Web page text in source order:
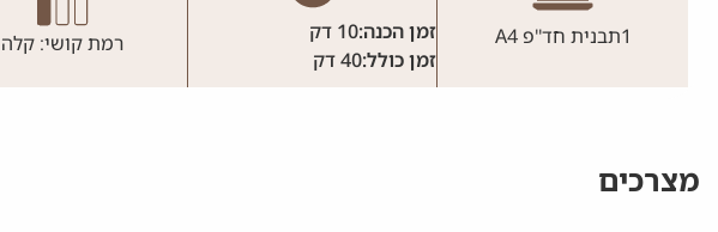
1תבנית חד''פ A4 זמן הכנה:10 דק
זמן כולל:40 דק
רמת קושי: קלה
מצרכים